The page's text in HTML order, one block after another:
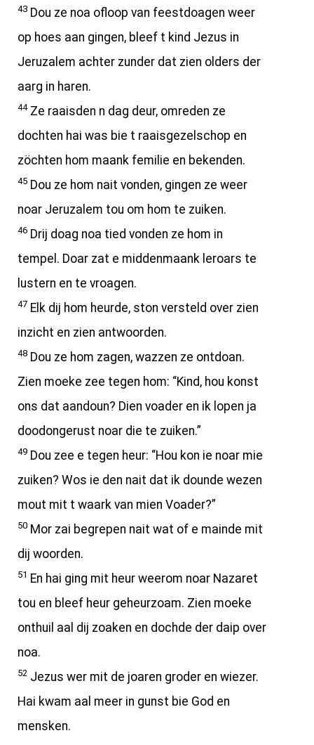
43 Dou ze noa ofloop van feestdoagen weer
op hoes aan gingen, bleef t kind Jezus in
Jeruzalem achter zunder dat zien olders der
aarg in haren.
44Ze raaisden n dag deur, omreden ze
dochten hai was bie t raaisgezelschop en
zöchten hom maank femilie en bekenden.
45 Dou ze hom nait vonden, gingen ze weer
noar Jeruzalem tou om hom te zuiken.
46 Drij doag noa tied vonden ze hom in
tempel. Doar zat e middenmaank leroars te
lustern en te vroagen.
47 Elk dij hom heurde, ston versteld over zien
inzicht en zien antwoorden.
48 Dou ze hom zagen, wazzen ze ontdoan.
Zien moeke zee tegen hom: “Kind, hou konst
ons dat aandoun? Dien voader en ik lopen ja
doodongerust noar die te zuiken.”
49 Dou zee e tegen heur: “Hou kon ie noar mie
zuiken? Wos ie den nait dat ik dounde wezen
mout mit t waark van mien Voader?”
50 Mor zai begrepen nait wat of e mainde mit
dij woorden.
51 En hai ging mit heur weerom noar Nazaret
tou en bleef heur geheurzoam. Zien moeke
onthuil aal dij zoaken en dochde der daip over
noa.
52 Jezus wer mit de joaren groder en wiezer.
Hai kwam aal meer in gunst bie God en
mensken.